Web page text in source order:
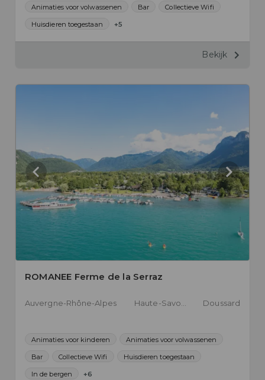
Animaties voor volwassenen Bar Collectieve Wifi
Huisdieren toegestaan +5
Bekijk
ROMANEE Ferme de la Serraz
Auvergne-Rhône-Alpes Haute-Savoie Doussard
Animaties voor kinderen Animaties voor volwassenen
Bar Collectieve Wifi Huisdieren toegestaan
In de bergen +6